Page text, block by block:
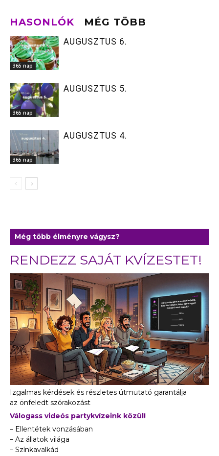
HASONLÓK MÉG TÖBB
365 nap
AUGUSZTUS 6.
365 nap
AUGUSZTUS 5.
365 nap
AUGUSZTUS 4.
Még több élményre vágysz?
RENDEZZ SAJÁT KVÍZESTET!
Izgalmas kérdések és részletes útmutató garantálja
az önfeledt szórakozást
Válogass videós partykvízeink közül!
– Ellentétek vonzásában
– Az állatok világa
– Színkavalkád